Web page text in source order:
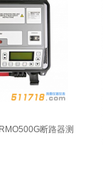
断路器测